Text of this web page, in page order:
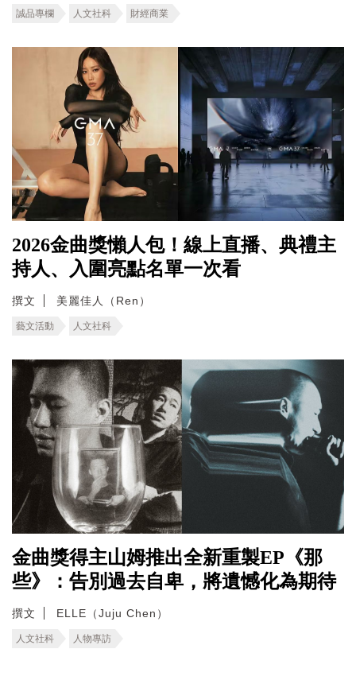
誠品專欄 人文社科 財經商業
2026金曲獎懶人包！線上直播、典禮主
持人、入圍亮點名單一次看
撰文 美麗佳人（Ren）
藝文活動 人文社科
金曲獎得主山姆推出全新重製EP《那
些》：告別過去自卑，將遺憾化為期待
撰文 ELLE（Juju Chen）
人文社科 人物專訪